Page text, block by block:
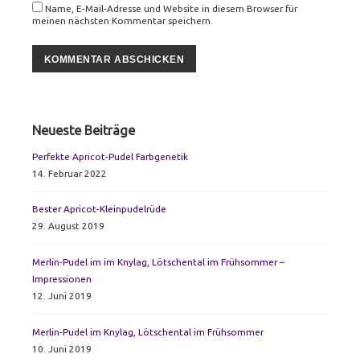
Name, E-Mail-Adresse und Website in diesem Browser für
meinen nächsten Kommentar speichern.
Primary
Sidebar
Neueste Beiträge
Perfekte Apricot-Pudel Farbgenetik
14. Februar 2022
Bester Apricot-Kleinpudelrüde
29. August 2019
Merlin-Pudel im im Knylag, Lötschental im Frühsommer –
Impressionen
12. Juni 2019
Merlin-Pudel im Knylag, Lötschental im Frühsommer
10. Juni 2019